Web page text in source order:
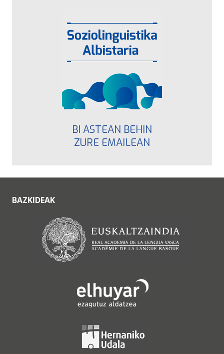
BI ASTEAN BEHIN
ZURE EMAILEAN
BAZKIDEAK